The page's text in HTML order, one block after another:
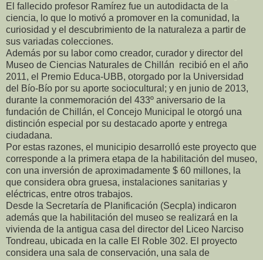
El fallecido profesor Ramírez fue un autodidacta de la
ciencia, lo que lo motivó a promover en la comunidad, la
curiosidad y el descubrimiento de la naturaleza a partir de
sus variadas colecciones.
Además por su labor como creador, curador y director del
Museo de Ciencias Naturales de Chillán recibió en el año
2011, el Premio Educa-UBB, otorgado por la Universidad
del Bío-Bío por su aporte sociocultural; y en junio de 2013,
durante la conmemoración del 433º aniversario de la
fundación de Chillán, el Concejo Municipal le otorgó una
distinción especial por su destacado aporte y entrega
ciudadana.
Por estas razones, el municipio desarrolló este proyecto que
corresponde a la primera etapa de la habilitación del museo,
con una inversión de aproximadamente $ 60 millones, la
que considera obra gruesa, instalaciones sanitarias y
eléctricas, entre otros trabajos.
Desde la Secretaría de Planificación (Secpla) indicaron
además que la habilitación del museo se realizará en la
vivienda de la antigua casa del director del Liceo Narciso
Tondreau, ubicada en la calle El Roble 302. El proyecto
considera una sala de conservación, una sala de